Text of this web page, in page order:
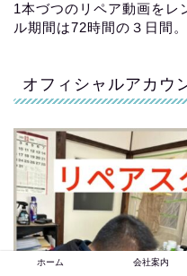
1本づつのリペア動画をレ
ル期間は72時間の３日間
オフィシャルアカウ
ホーム 会社案内